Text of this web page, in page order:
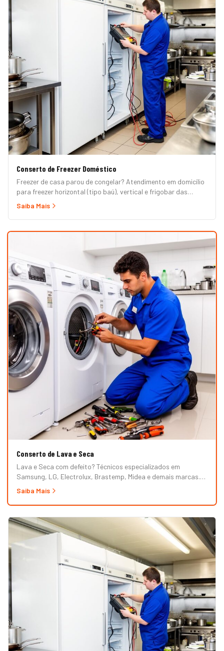
Conserto de Freezer Doméstico
Freezer de casa parou de congelar? Atendimento em domicílio
para freezer horizontal (tipo baú), vertical e frigobar das
marcas Brastemp, Consul, Electrolux, Esmaltec, Philco e
de restaurante, padaria ou mercado, veja nossa página de
Freezer Comercial.)
Saiba Mais
Conserto de Lava e Seca
Lava e Seca com defeito? Técnicos especializados em
Samsung, LG, Electrolux, Brastemp, Midea e demais marcas.
Erros de painel, não centrifuga, não seca, vazamento e mais.
Saiba Mais